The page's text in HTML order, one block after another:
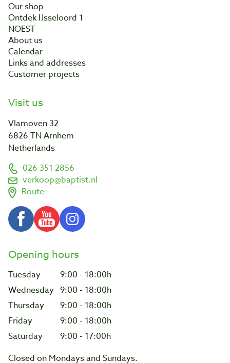
Our shop
Ontdek IJsseloord 1
NOEST
About us
Calendar
Links and addresses
Customer projects
Visit us
Vlamoven 32
6826 TN Arnhem
Netherlands
026 351 2856
verkoop@baptist.nl
Route
Opening hours
Tuesday
9:00 - 18:00h
Wednesday 9:00 - 18:00h
Thursday
9:00 - 18:00h
Friday
9:00 - 18:00h
Saturday
9:00 - 17:00h
Closed on Mondays and Sundays.